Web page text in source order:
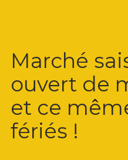
Marché
ouvert de
et ce
fériés !